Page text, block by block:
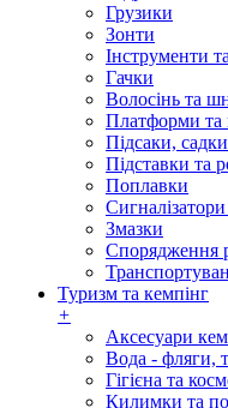
Грузики
Зонти
Інструменти
Гачки
Волосінь та
Платформи та
Підсаки,
Підставки та
Поплавки
Змазки
Спорядження
Туризм та кемпінг
+
Аксесуари
Вода - фляги,
Гігієна та
Килимки та